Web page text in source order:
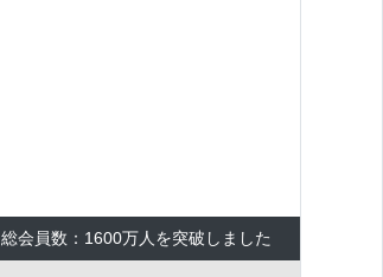
総会員数：1600万人を突破しました